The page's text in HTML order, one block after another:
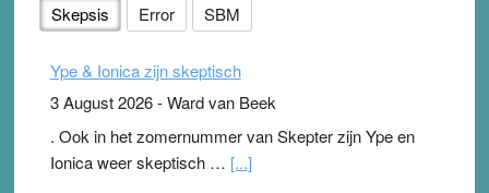
Skepsis Error SBM
Ype & Ionica zijn skeptisch
3 August 2026-Ward van Beek
. Ook in het zomernummer van Skepter zijn Ype en
Ionica weer skeptisch … [...]